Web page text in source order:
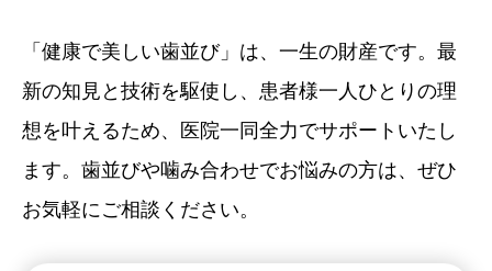
「健康で美しい歯並び」は、一生の財産です。最
新の知見と技術を駆使し、患者様一人ひとりの理
想を叶えるため、医院一同全力でサポートいたし
ます。歯並びや噛み合わせでお悩みの方は、ぜひ
お気軽にご相談ください。